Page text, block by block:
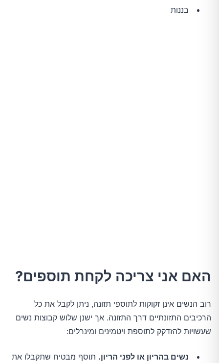
בננות
האם אני צריכה לקחת תוספים?
רוב הנשים אינן זקוקות לתוספי תזונה, ניתן לקבל את כל
הרכיבים התזונתיים דרך התזונה. אך ישנן שלוש קבוצות נשים
שעשויות להזדקק לתוספת ויטמינים ומינרלים:
נשים בהריון או לפני הריון. תוסף מבטיח שתקבלו את